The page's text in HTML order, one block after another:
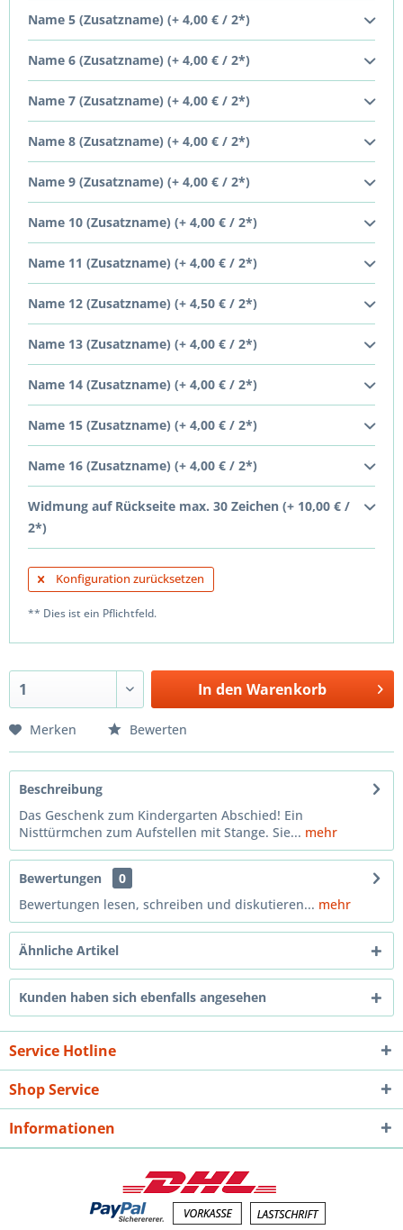
Name 5 (Zusatzname) (+ 4,00 € / 2*)
Name 6 (Zusatzname) (+ 4,00 € / 2*)
Name 7 (Zusatzname) (+ 4,00 € / 2*)
Name 8 (Zusatzname) (+ 4,00 € / 2*)
Name 9 (Zusatzname) (+ 4,00 € / 2*)
Name 10 (Zusatzname) (+ 4,00 € / 2*)
Name 11 (Zusatzname) (+ 4,00 € / 2*)
Name 12 (Zusatzname) (+ 4,50 € / 2*)
Name 13 (Zusatzname) (+ 4,00 € / 2*)
Name 14 (Zusatzname) (+ 4,00 € / 2*)
Name 15 (Zusatzname) (+ 4,00 € / 2*)
Name 16 (Zusatzname) (+ 4,00 € / 2*)
Widmung auf Rückseite max. 30 Zeichen (+ 10,00 € /
2*)
Konfiguration zurücksetzen
** Dies ist ein Pflichtfeld.
In den Warenkorb
Merken Bewerten
Beschreibung
Das Geschenk zum Kindergarten Abschied! Ein
Nisttürmchen zum Aufstellen mit Stange. Sie... mehr
Bewertungen
0
Bewertungen lesen, schreiben und diskutieren... mehr
Ähnliche Artikel
Kunden haben sich ebenfalls angesehen
Service Hotline
Shop Service
Informationen